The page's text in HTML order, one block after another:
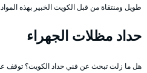
طويل ومنتقاة من قبل الكويت الخبير بهذه المواد.
حداد مظلات الجهراء
هل ما زلت تبحث عن فني حداد الكويت؟ توقف عن